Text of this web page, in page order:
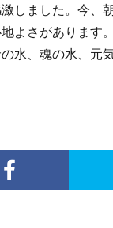
しました。今、
よさがあります
水、魂の水、元